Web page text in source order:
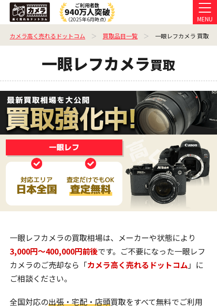
ご利用者数
940万人突破
（2025年6月時点） MENU
カメラ高く売れるドットコム 買取品目一覧 一眼レフカメラ 買取
一眼レフカメラ買取
一眼レフカメラの買取相場は、メーカーや状態により
3,000円〜400,000円前後です。ご不要になった一眼レフ
カメラのご売却なら「カメラ高く売れるドットコム」に
ご相談ください。
全国対応の出張・宅配・店頭買取をすべて無料でご利用